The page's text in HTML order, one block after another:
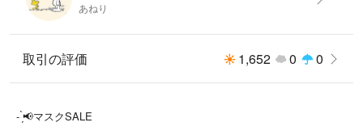
あねり
取引の評価 1,652 0 0
- ̗̀📢マスクSALE